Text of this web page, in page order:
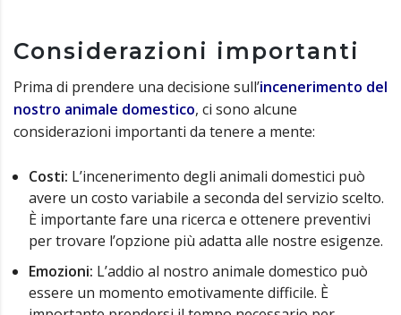
Considerazioni importanti
Prima di prendere una decisione sull’incenerimento del
nostro animale domestico, ci sono alcune
considerazioni importanti da tenere a mente:
Costi: L’incenerimento degli animali domestici può
avere un costo variabile a seconda del servizio scelto.
È importante fare una ricerca e ottenere preventivi
per trovare l’opzione più adatta alle nostre esigenze.
Emozioni: L’addio al nostro animale domestico può
essere un momento emotivamente difficile. È